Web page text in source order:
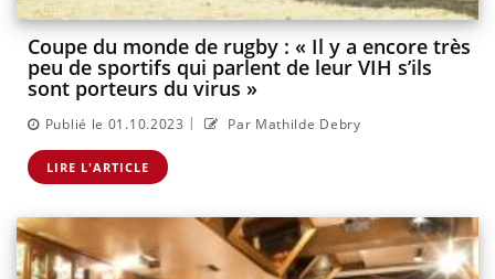
Coupe du monde de rugby : « Il y a encore très
peu de sportifs qui parlent de leur VIH s’ils
sont porteurs du virus »
Publié le 01.10.2023 | Par Mathilde Debry
LIRE L'ARTICLE